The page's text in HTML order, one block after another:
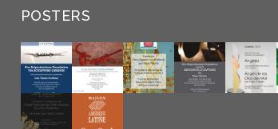
POSTERS